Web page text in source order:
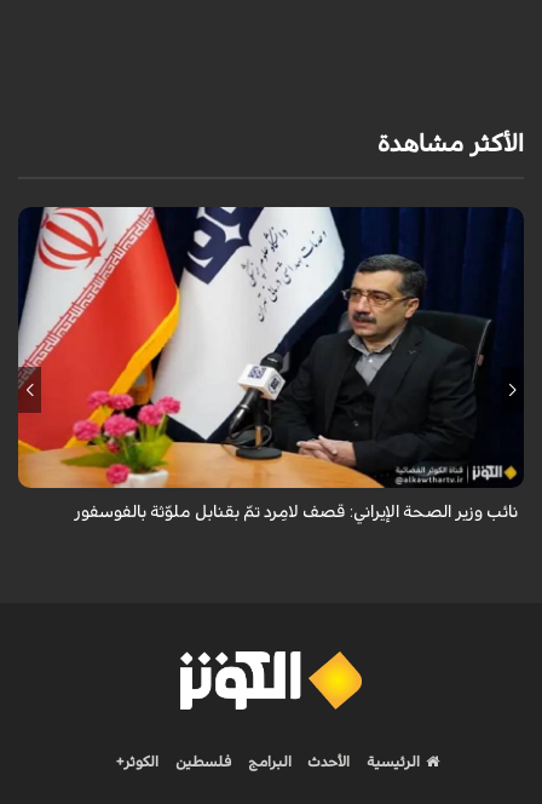
الأكثر مشاهدة
قال معاون وزير الصحة الإيراني لشؤون البحوث والتكنولوجيا، شاهين آخوندزاده،
إن التحقيقات التي أجرتها وزارة الصحة بشأن قصف مدينة لامِرد في محافظة
نائب وزير الصحة الإيراني: قصف لامِرد تمّ بقنابل ملوّثة بالفوسفور
الرئيسية الأحدث البرامج فلسطين الكوثر+